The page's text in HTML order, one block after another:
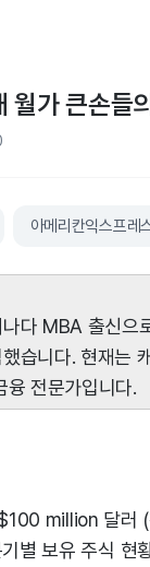
가 큰손들
아메리칸익스프레
다 MBA 출신으
습니다. 현재는
융 전문가입니다.
million 달러 (
별 보유 주식 현